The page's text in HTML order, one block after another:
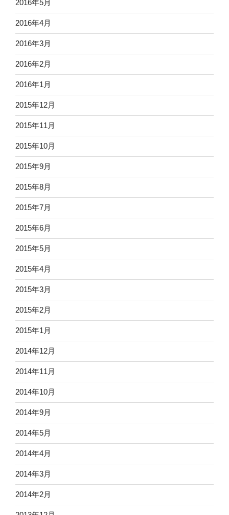
2016年5月
2016年4月
2016年3月
2016年2月
2016年1月
2015年12月
2015年11月
2015年10月
2015年9月
2015年8月
2015年7月
2015年6月
2015年5月
2015年4月
2015年3月
2015年2月
2015年1月
2014年12月
2014年11月
2014年10月
2014年9月
2014年5月
2014年4月
2014年3月
2014年2月